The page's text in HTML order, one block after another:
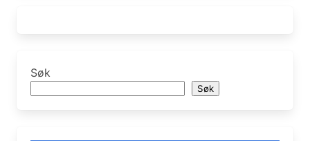
Søk
Søk